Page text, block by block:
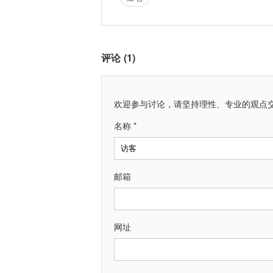
评论 (1)
欢迎参与讨论，请坚持理性、专业的观点
名称 *
邮箱
网址